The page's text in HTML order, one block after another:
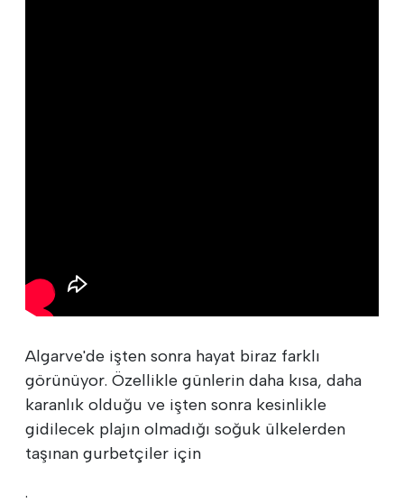
Algarve'de işten sonra hayat biraz farklı
görünüyor. Özellikle günlerin daha kısa, daha
karanlık olduğu ve işten sonra kesinlikle
gidilecek plajın olmadığı soğuk ülkelerden
taşınan gurbetçiler için
.